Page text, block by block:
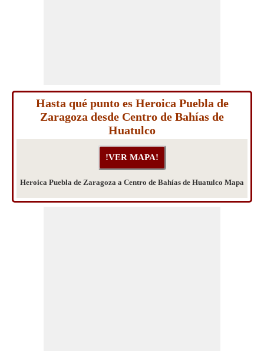
Hasta qué punto es Heroica Puebla de
Zaragoza desde Centro de Bahías de
Huatulco
Heroica Puebla de Zaragoza a Centro de Bahías de Huatulco Mapa